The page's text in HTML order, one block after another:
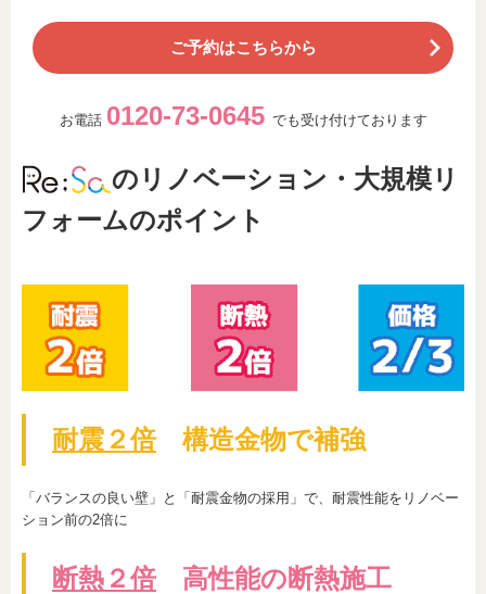
ご予約はこちらから
お電話 0120-73-0645 でも受け付けております
のリノベーション・大規模リ
フォームのポイント
耐震２倍構造金物で補強
「バランスの良い壁」と「耐震金物の採用」で、耐震性能をリノベー
ション前の2倍に
断熱２倍 高性能の断熱施工